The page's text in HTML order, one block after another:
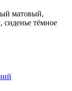
матовый,
сиденье тёмное